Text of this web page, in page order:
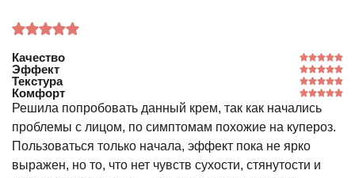
Качество
Эффект
Текстура
Комфорт
Решила попробовать данный крем, так как начались
проблемы с лицом, по симптомам похожие на купероз.
Пользоваться только начала, эффект пока не ярко
выражен, но то, что нет чувств сухости, стянутости и